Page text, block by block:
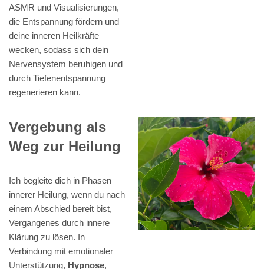
ASMR und Visualisierungen,
die Entspannung fördern und
deine inneren Heilkräfte
wecken, sodass sich dein
Nervensystem beruhigen und
durch Tiefenentspannung
regenerieren kann.
Vergebung als
Weg zur Heilung
Ich begleite dich in Phasen
innerer Heilung, wenn du nach
einem Abschied bereit bist,
Vergangenes durch innere
Klärung zu lösen. In
Verbindung mit emotionaler
Unterstützung, Hypnose,